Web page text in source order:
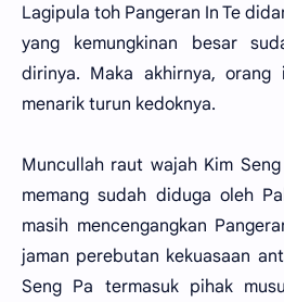
Lagipula toh Pangeran In Te
yang kemungkinan besar
dirinya. Maka akhirnya, orang
menarik turun kedoknya.
Muncullah raut wajah Kim
memang sudah diduga oleh
masih mencengangkan
jaman perebutan kekuasaan
Seng Pa termasuk pihak